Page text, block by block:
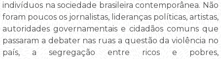
indivíduos na sociedade brasileira contemporânea. Não
foram poucos os jornalistas, lideranças políticas, artistas,
autoridades governamentais e cidadãos comuns que
passaram a debater nas ruas a questão da violência no
país, a segregação entre ricos e pobres,